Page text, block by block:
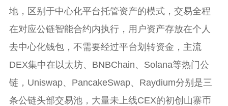
地，区别于中心化平台托管资产的模式，交易全程
在对应公链智能合约内执行，用户资产存放在个人
去中心化钱包，不需要经过平台划转资金，主流
DEX集中在以太坊、BNBChain、Solana等热门公
链，Uniswap、PancakeSwap、Raydium分别是三
条公链头部交易池，大量未上线CEX的初创山寨币